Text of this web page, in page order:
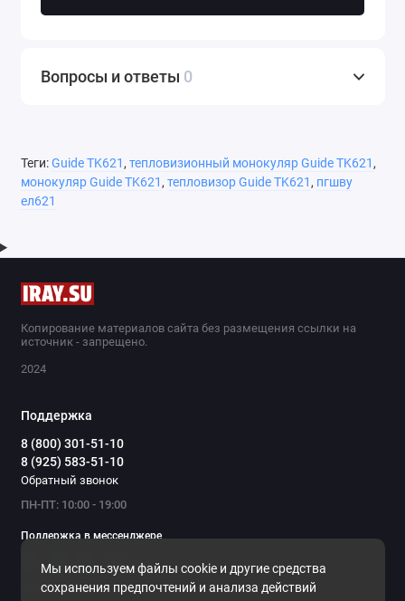
Вопросы и ответы 0
Теги:Guide TK621, тепловизионный монокуляр Guide TK621,
монокуляр Guide TK621, тепловизор Guide TK621, пгшву
ел621
Мы используем файлы cookie и другие средства
сохранения предпочтений и анализа действий
Копирование материалов сайта без размещения ссылки на
источник - запрещено.
2024
Поддержка
8 (800) 301-51-10
8 (925) 583-51-10
Обратный звонок
ПН-ПТ: 10:00 - 19:00
Поддержка в мессенджере
Мы в сети